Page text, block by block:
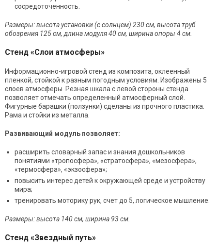
сосредоточенность.
Размеры: высота установки (с солнцем) 230 см, высота труб
обозрения 125 см, длина модуля 40 см, ширина опоры 4 см.
Стенд «Слои атмосферы»
Информационно-игровой стенд из композита, оклеенный
пленкой, стойкой к разным погодным условиям. Изображены 5
слоев атмосферы. Резная шкала с левой стороны стенда
позволяет отмечать определенный атмосферный слой.
Фигурные барашки (ползунки) сделаны из прочного пластика
Рама и стойки из металла.
Развивающий модуль позволяет:
расширить словарный запас и знания дошкольников
понятиями «тропосфера», «стратосфера», «мезосфера»,
«термосфера», «экзосфера»;
повысить интерес детей к окружающей среде и устройству
мира;
тренировать моторику рук, счет до 5, логическое мышление.
Размеры: высота 140 см, ширина 93 см.
Стенд «Звездный путь»